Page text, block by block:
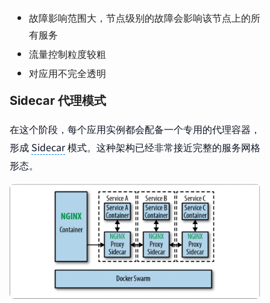
故障影响范围大，节点级别的故障会影响该节点上的所
有服务
流量控制粒度较粗
对应用不完全透明
Sidecar 代理模式
在这个阶段，每个应用实例都会配备一个专用的代理容器，
形成 Sidecar模式。这种架构已经非常接近完整的服务网格
形态。